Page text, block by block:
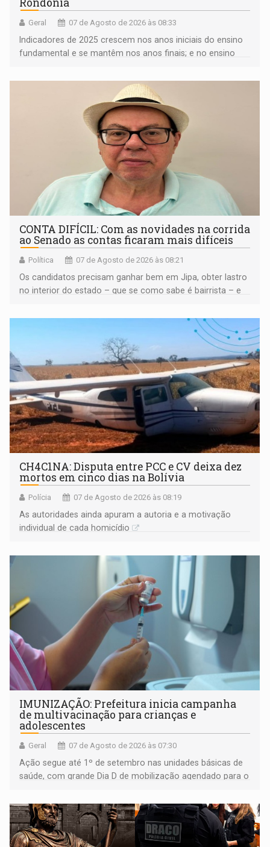
Rondônia
Geral 07 de Agosto de 2026 às 08:33
Indicadores de 2025 crescem nos anos iniciais do ensino
fundamental e se mantêm nos anos finais; e no ensino
CONTA DIFÍCIL: Com as novidades na corrida
ao Senado as contas ficaram mais difíceis
Política 07 de Agosto de 2026 às 08:21
Os candidatos precisam ganhar bem em Jipa, obter lastro
no interior do estado – que se como sabe é bairrista – e
garantir
CH4C1NA: Disputa entre PCC e CV deixa dez
mortos em cinco dias na Bolívia
Polícia 07 de Agosto de 2026 às 08:19
As autoridades ainda apuram a autoria e a motivação
individual de cada homicídio
IMUNIZAÇÃO: Prefeitura inicia campanha
de multivacinação para crianças e
adolescentes
Geral 07 de Agosto de 2026 às 07:30
Ação segue até 1º de setembro nas unidades básicas de
saúde, com grande Dia D de mobilização agendado para o